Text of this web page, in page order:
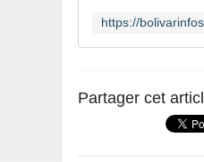
Partager cet